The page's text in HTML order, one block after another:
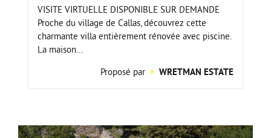
VISITE VIRTUELLE DISPONIBLE SUR DEMANDE
Proche du village de Callas, découvrez cette
charmante villa entièrement rénovée avec piscine.
La maison...
Proposé par
WRETMAN ESTATE